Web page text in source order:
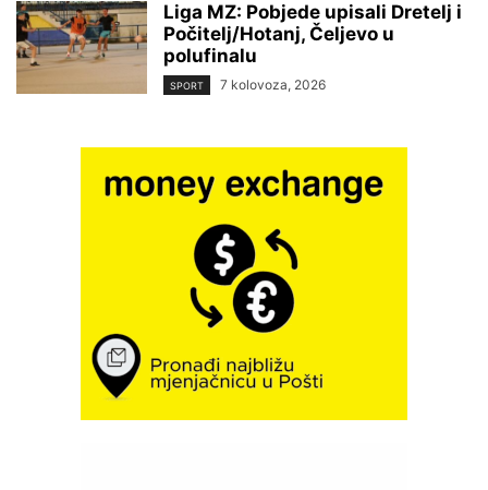
Liga MZ: Pobjede upisali Dretelj i
Počitelj/Hotanj, Čeljevo u
polufinalu
SPORT 7 kolovoza, 2026